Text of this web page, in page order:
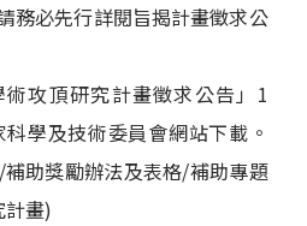
務必先行詳閱旨揭計畫徵求公
攻頂研究計畫徵求公告」1
學及技術委員會網站下載。
助獎勵辦法及表格/補助專題
畫)